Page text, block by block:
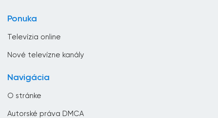
Ponuka
Televízia online
Nové televízne kanály
Navigácia
O stránke
Autorské práva DMCA